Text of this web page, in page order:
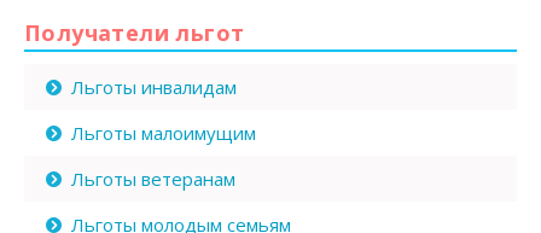
Получатели льгот
Льготы инвалидам
Льготы малоимущим
Льготы ветеранам
Льготы молодым семьям